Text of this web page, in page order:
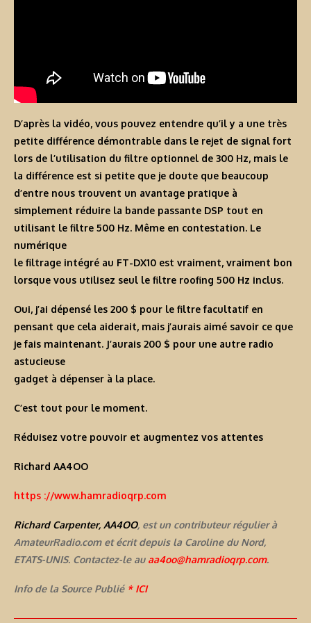
D’après la vidéo, vous pouvez entendre qu’il y a une très
petite différence démontrable dans le rejet de signal fort
lors de l’utilisation du filtre optionnel de 300 Hz, mais le
la différence est si petite que je doute que beaucoup
d’entre nous trouvent un avantage pratique à
simplement réduire la bande passante DSP tout en
utilisant le filtre 500 Hz. Même en contestation. Le
numérique
le filtrage intégré au FT-DX10 est vraiment, vraiment bon
lorsque vous utilisez seul le filtre roofing 500 Hz inclus.
Oui, j’ai dépensé les 200 $ pour le filtre facultatif en
pensant que cela aiderait, mais j’aurais aimé savoir ce que
je fais maintenant. J’aurais 200 $ pour une autre radio
astucieuse
gadget à dépenser à la place.
C’est tout pour le moment.
Réduisez votre pouvoir et augmentez vos attentes
Richard AA4OO
https ://www.hamradioqrp.com
Richard Carpenter, AA4OO, est un contributeur régulier à
AmateurRadio.com et écrit depuis la Caroline du Nord,
ETATS-UNIS. Contactez-le au aa4oo@hamradioqrp.com.
Info de la Source Publié * ICI